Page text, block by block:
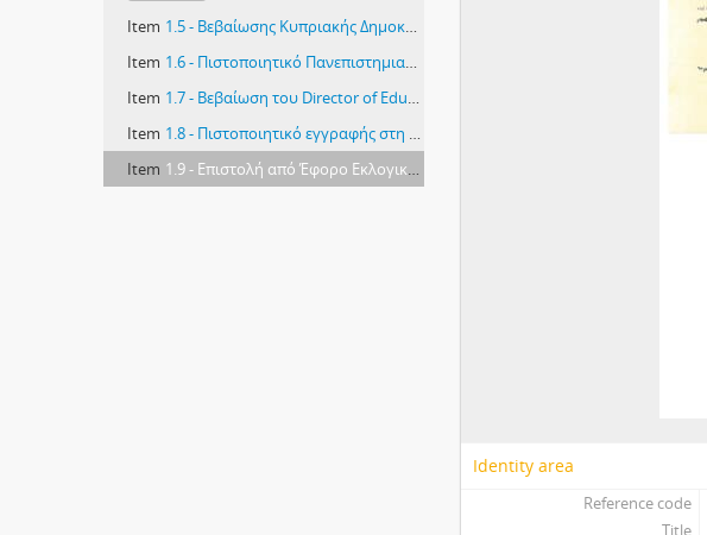
Item 1.5 - Βεβαίωσης Κυπριακής Δημοκρατίας, 14/3/1967
Item 1.6 - Πιστοποιητικό Πανεπιστημιακού Πτυχίου Φιλοσοφικής Σχολής Εθνικού και Καποδιστριακού Πανεπιστημίου και η μετάφραση του στα αγγλικά
Item 1.7 - Βεβαίωση του Director of Education Nicosia Cyprus, May 1935
Item 1.8 - Πιστοποιητικό εγγραφής στη Μεγάλη Ανατολή της Ελλάδος
Item 1.9 - Επιστολή από Έφορο Εκλογικής Περιφέρειας Λευκωσίας για εγγραφή στον εκλογικό κατάλογο, 20/11/1959
Identity area
Reference code
Title